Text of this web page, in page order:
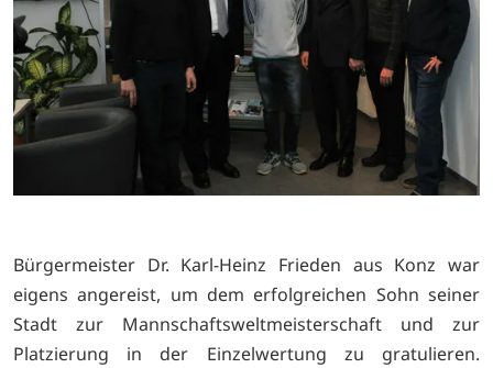
Bürgermeister Dr. Karl-Heinz Frieden aus Konz war
eigens angereist, um dem erfolgreichen Sohn seiner
Stadt zur Mannschaftsweltmeisterschaft und zur
Platzierung in der Einzelwertung zu gratulieren.